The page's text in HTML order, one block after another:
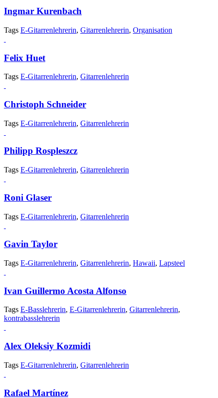
Ingmar Kurenbach
Tags E-Gitarrenlehrerin, Gitarrenlehrerin, Organisation
Felix Huet
Tags E-Gitarrenlehrerin, Gitarrenlehrerin
Christoph Schneider
Tags E-Gitarrenlehrerin, Gitarrenlehrerin
Philipp Rospleszcz
Tags E-Gitarrenlehrerin, Gitarrenlehrerin
Roni Glaser
Tags E-Gitarrenlehrerin, Gitarrenlehrerin
Gavin Taylor
Tags E-Gitarrenlehrerin, Gitarrenlehrerin, Hawaii, Lapsteel
Ivan Guillermo Acosta Alfonso
Tags E-Basslehrerin, E-Gitarrenlehrerin, Gitarrenlehrerin,
kontrabasslehrerin
Alex Oleksiy Kozmidi
Tags E-Gitarrenlehrerin, Gitarrenlehrerin
Rafael Martínez